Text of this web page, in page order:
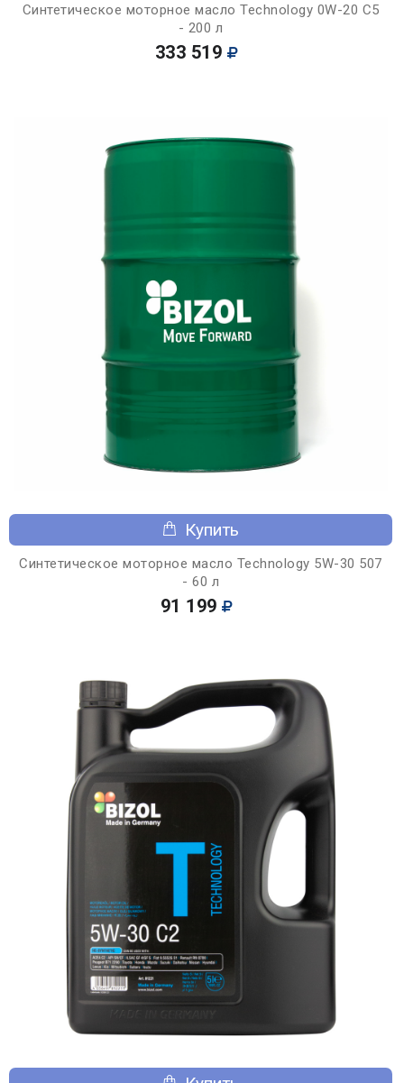
Синтетическое моторное масло Technology 0W-20 C5
- 200 л
333 519
Купить
Синтетическое моторное масло Technology 5W-30 507
- 60 л
91 199